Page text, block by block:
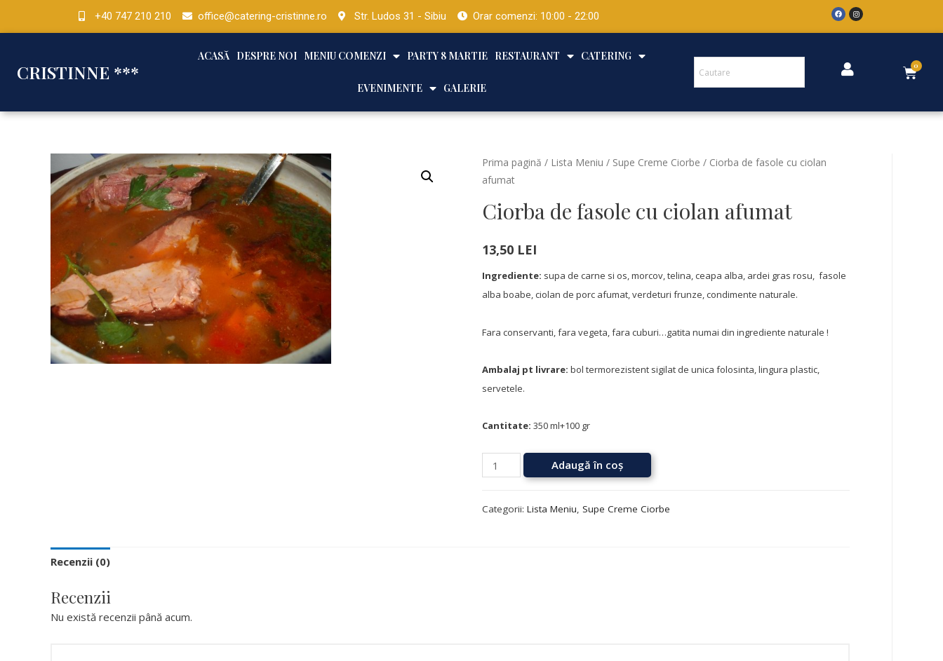
+40 747 210 210 office@catering-cristinne.ro Str. Ludos 31 - Sibiu Orar comenzi: 10:00 - 22:00
CRISTINNE ***
ACASĂ DESPRE NOI MENIU COMENZI PARTY 8 MARTIE RESTAURANT CATERING
EVENIMENTE GALERIE
Prima pagină / Lista Meniu / Supe Creme Ciorbe / Ciorba de fasole cu ciolan
afumat
Ciorba de fasole cu ciolan afumat
13,50 LEI
Ingrediente: supa de carne si os, morcov, telina, ceapa alba, ardei gras rosu, fasole
alba boabe, ciolan de porc afumat, verdeturi frunze, condimente naturale.
Fara conservanti, fara vegeta, fara cuburi…gatita numai din ingrediente naturale !
Ambalaj pt livrare: bol termorezistent sigilat de unica folosinta, lingura plastic,
servetele.
Cantitate: 350 ml+100 gr
Adaugă în coș
Categorii:Lista Meniu, Supe Creme Ciorbe
Recenzii (0)
Recenzii
Nu există recenzii până acum.